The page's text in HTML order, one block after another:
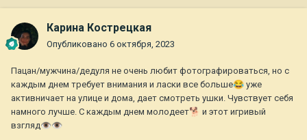
Карина Кострецкая
Опубликовано 6 октября, 2023
Пацан/мужчина/дедуля не очень любит фотографироваться, но с
каждым днем требует внимания и ласки все больше😂 уже
активничает на улице и дома, дает смотреть ушки. Чувствует себя
намного лучше. С каждым днем молодеет🐕 и этот игривый
взгляд👁️👁️